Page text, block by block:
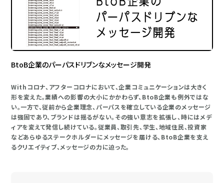
BtoB企業のパーパスドリブンなメッセージ開発
Withコロナ、アフターコロナにおいて、企業コミュニケーションは大きく
形を変えた。業績への影響の大小にかかわらず、BtoB企業も例外ではな
い。一方で、従前から企業理念、パーパスを確立している企業のメッセージ
は強固であり、ブランドは揺るがない。その強い意志を拡張し、時にはメデ
ィアを変えて発信し続けている。従業員、取引先、学生、地域住民、投資家
などあらゆるステークホルダーにメッセージを届ける、BtoB企業を支え
るクリエイティブ、メッセージの力に迫った。